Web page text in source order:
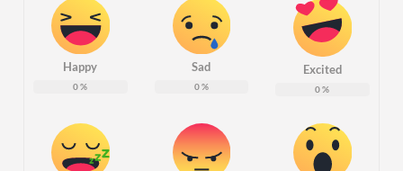
Happy
0%
Sad
0%
Excited
0%